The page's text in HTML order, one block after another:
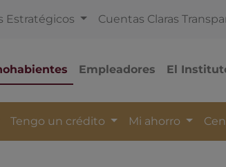
Estratégicos Cuentas Claras
Empleadores El
Tengo un crédito Mi ahorro